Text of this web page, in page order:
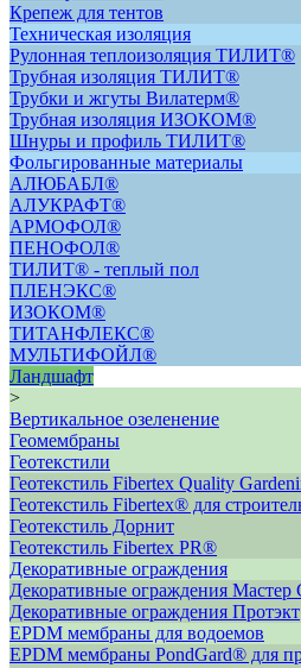
Крепеж для тентов
Техническая изоляция
Рулонная теплоизоляция ТИЛИТ®
Трубная изоляция ТИЛИТ®
Трубки и жгуты Вилатерм®
Трубная изоляция ИЗОКОМ®
Шнуры и профиль ТИЛИТ®
Фольгированные материалы
АЛЮБАБЛ®
АЛУКРАФТ®
АРМОФОЛ®
ПЕНОФОЛ®
ТИЛИТ® - теплый пол
ПЛЕНЭКС®
ИЗОКОМ®
ТИТАНФЛЕКС®
МУЛЬТИФОЙЛ®
Ландшафт
>
Вертикальное озеленение
Геомембраны
Геотекстили
Геотекстиль Fibertex Quality
Геотекстиль Fibertex® для
Геотекстиль Дорнит
Геотекстиль Fibertex PR®
Декоративные ограждения
Декоративные ограждения Мастер
Декоративные ограждения Протэкт
ЕРDM мембраны для водоемов
EPDM мембраны PondGard® для